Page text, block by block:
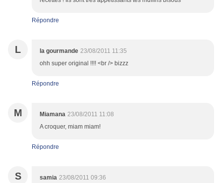
Répondre
L la gourmande 23/08/2011 11:35
ohh super original !!!! <br /> bizzz
Répondre
M Miamana 23/08/2011 11:08
A croquer, miam miam!
Répondre
S samia 23/08/2011 09:36